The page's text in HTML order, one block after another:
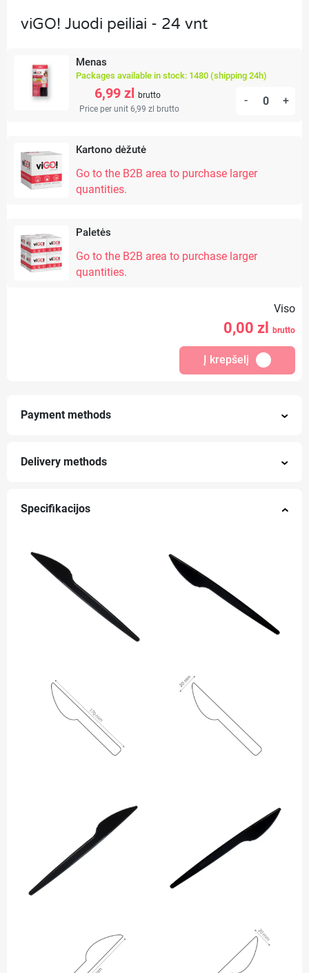
viGO! Juodi peiliai - 24 vnt
Menas
Packages available in stock: 1480 (shipping 24h)
6,99 zl brutto
Price per unit 6,99 zl brutto
- +
Kartono dėžutė
Go to the B2B area to purchase larger
quantities.
Paletės
Go to the B2B area to purchase larger
quantities.
Viso
0,00 zl brutto
Į krepšelį
Payment methods
Delivery methods
Specifikacijos